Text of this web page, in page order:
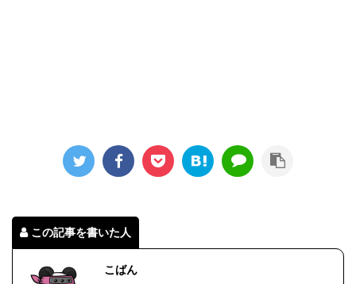
この記事を書いた人
こばん